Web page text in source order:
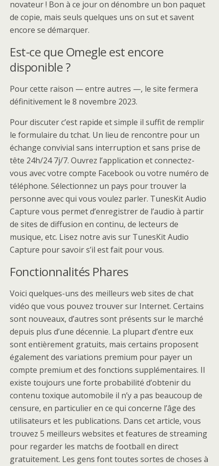
novateur ! Bon à ce jour on dénombre un bon paquet
de copie, mais seuls quelques uns on sut et savent
encore se démarquer.
Est-ce que Omegle est encore
disponible ?
Pour cette raison — entre autres —, le site fermera
définitivement le 8 novembre 2023.
Pour discuter c’est rapide et simple il suffit de remplir
le formulaire du tchat. Un lieu de rencontre pour un
échange convivial sans interruption et sans prise de
tête 24h/24 7j/7. Ouvrez l’application et connectez-
vous avec votre compte Facebook ou votre numéro de
téléphone. Sélectionnez un pays pour trouver la
personne avec qui vous voulez parler. TunesKit Audio
Capture vous permet d’enregistrer de l’audio à partir
de sites de diffusion en continu, de lecteurs de
musique, etc. Lisez notre avis sur TunesKit Audio
Capture pour savoir s’il est fait pour vous.
Fonctionnalités Phares
Voici quelques-uns des meilleurs web sites de chat
vidéo que vous pouvez trouver sur Internet. Certains
sont nouveaux, d’autres sont présents sur le marché
depuis plus d’une décennie. La plupart d’entre eux
sont entièrement gratuits, mais certains proposent
également des variations premium pour payer un
compte premium et des fonctions supplémentaires. Il
existe toujours une forte probabilité d’obtenir du
contenu toxique automobile il n’y a pas beaucoup de
censure, en particulier en ce qui concerne l’âge des
utilisateurs et les publications. Dans cet article, vous
trouvez 5 meilleurs websites et features de streaming
pour regarder les matchs de football en direct
gratuitement. Les gens font toutes sortes de choses à